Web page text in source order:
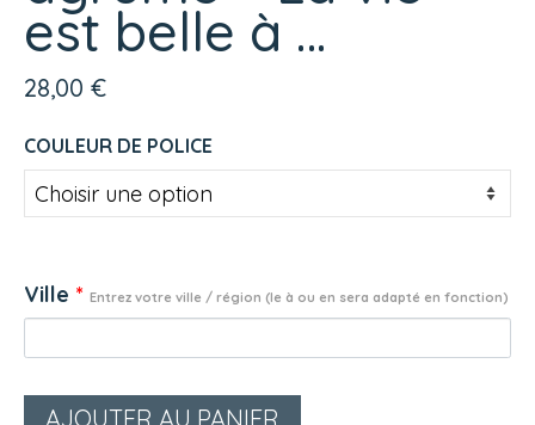
est belle à …
28,00 €
COULEUR DE POLICE
Ville * Entrez votre ville / région (le à ou en sera adapté en fonction)
AJOUTER AU PANIER